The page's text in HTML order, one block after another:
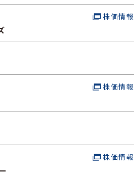
株価情報
株価情報
株価情報